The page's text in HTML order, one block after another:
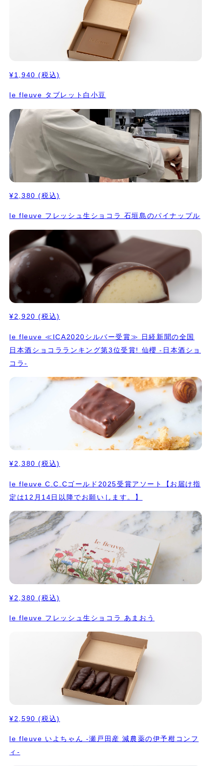
¥1,940 (税込)
le fleuve タブレット白小豆
¥2,380 (税込)
le fleuve フレッシュ生ショコラ 石垣島のパイナップル
¥2,920 (税込)
le fleuve ≪ICA2020シルバー受賞≫ 日経新聞の全国
日本酒ショコラランキング第3位受賞! 仙櫻 -日本酒ショ
コラ-
¥2,380 (税込)
le fleuve C.C.Cゴールド2025受賞アソート【お届け指
定は12月14日以降でお願いします。】
¥2,380 (税込)
le fleuve フレッシュ生ショコラ あまおう
¥2,590 (税込)
le fleuve いよちゃん -瀬戸田産 減農薬の伊予柑コンフ
ィ-